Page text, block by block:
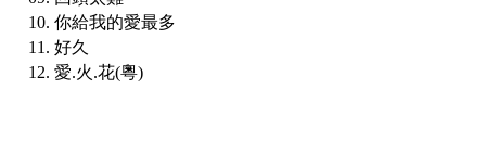
10. 你給我的愛最多
11. 好久
12. 愛.火.花(粵)